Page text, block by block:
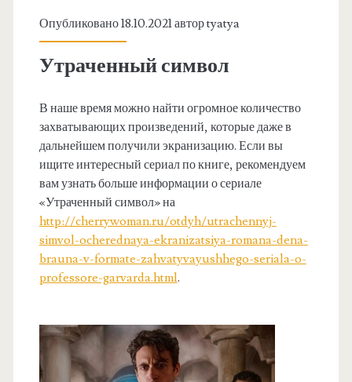
Опубликовано 18.10.2021 авторtyatya
Утраченный символ
В наше время можно найти огромное количество
захватывающих произведений, которые даже в
дальнейшем получили экранизацию. Если вы
ищите интересный сериал по книге, рекомендуем
вам узнать больше информации о сериале
«Утраченный символ» на
http://cherrywoman.ru/otdyh/utrachennyj-
simvol-ocherednaya-ekranizatsiya-romana-dena-
brauna-v-formate-zahvatyvayushhego-seriala-o-
professore-garvarda.html.